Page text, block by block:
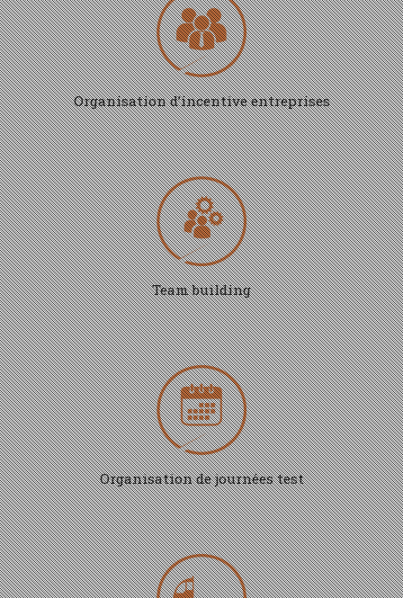
Organisation d’incentive entreprises
Team building
Organisation de journées test